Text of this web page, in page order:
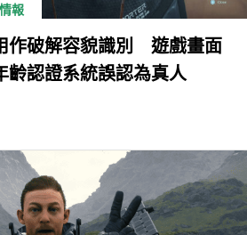
報
作破解容貌識別 遊戲畫面
認證系統誤認為真人